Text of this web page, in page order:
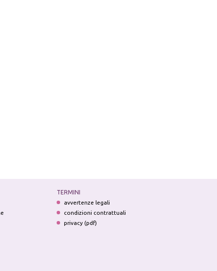
TERMINI
avvertenze legali
condizioni contrattuali
privacy (pdf)